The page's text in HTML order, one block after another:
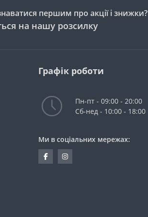
першим про акції і знижки?
на нашу розсилку
Графік роботи
Пн-пт - 09:00 - 20:00
Сб-нед - 10:00 - 18:00
Ми в соціальних мережах: